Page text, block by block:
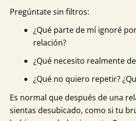
Pregúntate sin filtros:
¿Qué parte de mí ignoré
relación?
¿Qué necesito realmente
¿Qué no quiero repetir?
Es normal que después de una
sientas desubicado, como si tu